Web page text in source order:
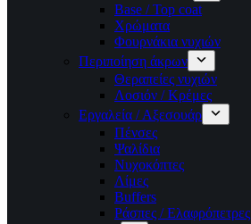
Base / Top coat
Χρώματα
Φουρνάκια νυχιών
Περιποίηση άκρων
Θεραπείες νυχιών
Λοσιόν / Κρέμες
Εργαλεία / Αξεσουάρ
Πένσες
Ψαλίδια
Νυχοκόπτες
Λίμες
Buffers
Ράσπες / Ελαφρόπετρες